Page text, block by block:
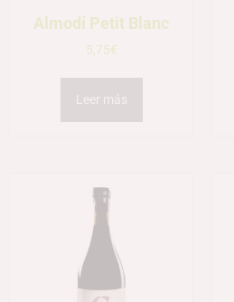
Almodí Petit Blanc
5,75€
Leer más